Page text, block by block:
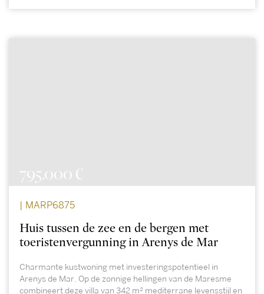
795.000 €
| MARP6875
Huis tussen de zee en de bergen met
toeristenvergunning in Arenys de Mar
Charmante kustwoning met investeringspotentieel in
Arenys de Mar. Op de zonnige hellingen van de Maresme
combineert deze villa van 342 m² mediterrane levensstijl en